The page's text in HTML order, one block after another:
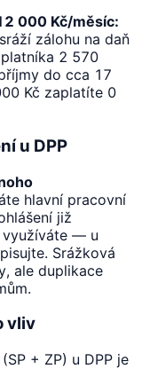
000 Kč/měsíc:
zálohu na daň
2 570
do cca 17
Kč zaplatíte 0
u DPP
hlavní pracovní
již
využíváte — u
Srážková
ale duplikace
vliv
+ ZP) u DPP je